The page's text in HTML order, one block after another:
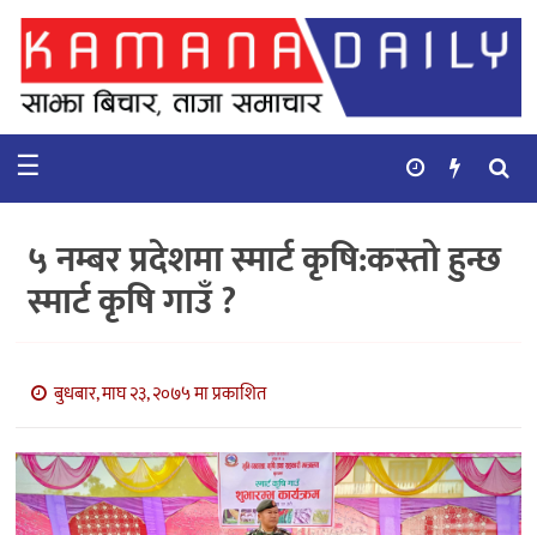
गृहपृष्ठ
समाचार
कुराकानी
बाणिज्य
भिडियो
सिफारिस
☰
५ नम्बर प्रदेशमा स्मार्ट कृषि:कस्तो हुन्छ
स्मार्ट कृषि गाउँ ?
बुधबार, माघ २३, २०७५ मा प्रकाशित